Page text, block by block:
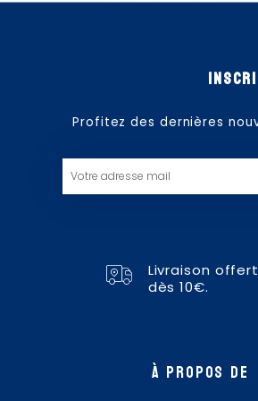
Profitez des dernières
Livraison
dès 10€.
à propos de